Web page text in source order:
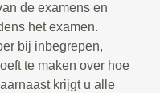
de examens en
het examen.
bij inbegrepen,
te maken over hoe
krijgt u alle